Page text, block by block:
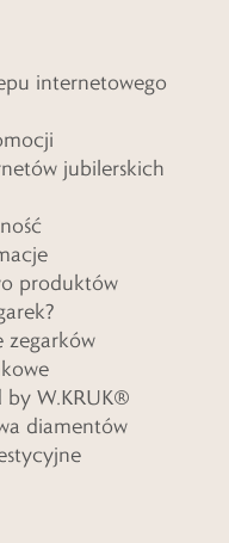
internetowego
jubilerskich
produktów
zegarków
W.KRUK®
diamentów